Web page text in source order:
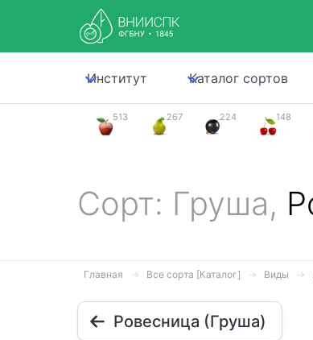
Институт Каталог сортов
513 267 224 148
Сорт: Груша,
Главная Все сорта [Каталог] Виды
Ровесница (Груша)